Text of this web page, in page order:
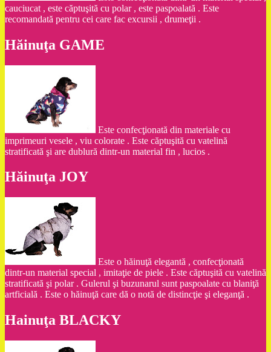
cauciucat , este căptuşită cu polar , este paspoalată . Este
recomandată pentru cei care fac excursii , drumeţii .
Hăinuţa GAME
Este confecţionată din materiale cu
imprimeuri vesele , viu colorate . Este căptuşită cu vatelină
stratificată şi are dublură dintr-un material fin , lucios .
Hăinuţa JOY
Este o hăinuţă elegantă , confecţionată
dintr-un material special , imitaţie de piele . Este căptuşită cu vatelină
stratificată şi polar . Gulerul şi buzunarul sunt paspoalate cu blaniţă
artficială . Este o hăinuţă care dă o notă de distincţie şi eleganţă .
Hainuţa BLACKY